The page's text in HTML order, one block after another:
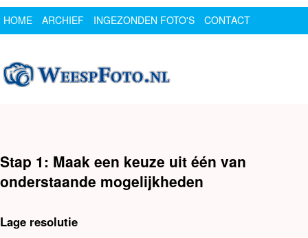
HOME ARCHIEF INGEZONDEN FOTO'S
CONTACT
Stap 1: Maak een keuze uit één van
onderstaande mogelijkheden
Lage resolutie